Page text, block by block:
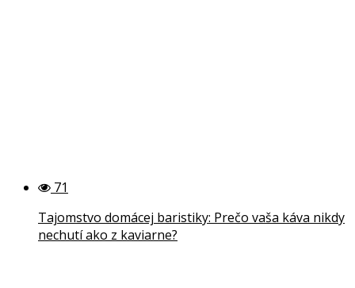
71
Tajomstvo domácej baristiky: Prečo vaša káva nikdy
nechutí ako z kaviarne?